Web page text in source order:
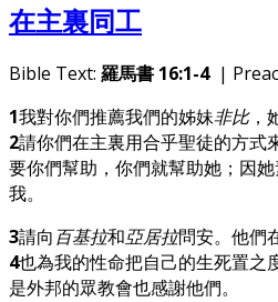
在主裏同工
Bible Text: 羅馬書 16:1-4 |
1我對你們推薦我們的姊妹非比，
2請你們在主裏用合乎聖徒的方式
要你們幫助，你們就幫助她；因
我。
3請向百基拉和亞居拉問安。他們
4也為我的性命把自己的生死置之
是外邦的眾教會也感謝他們。